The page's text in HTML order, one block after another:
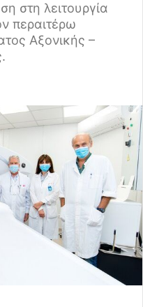
στη λειτουργία
περαιτέρω
Αξονικής –